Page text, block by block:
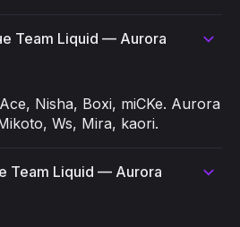
Team Liquid — Aurora
Nisha, Boxi, miCKe. Aurora
Ws, Mira, kaori.
Team Liquid — Aurora